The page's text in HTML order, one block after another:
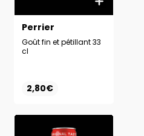
Perrier
Goût fin et pétillant 33
cl
2,80€